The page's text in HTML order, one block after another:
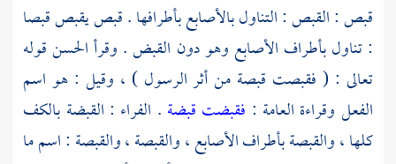
قبص : القبص : التناول بالأصابع بأطرافها . قبص يقبص قبصا
: تناول بأطراف الأصابع وهو دون القبض . وقرأالحسنقوله
تعالى : ( فقبصت قبصة من أثر الرسول ) ، وقيل : هو اسم
الفعل وقراءة العامة : فقبضت قبضة . الفراء : القبضة بالكف
كلها ، والقبصة بأطراف الأصابع ، والقبصة ، والقبصة : اسم ما